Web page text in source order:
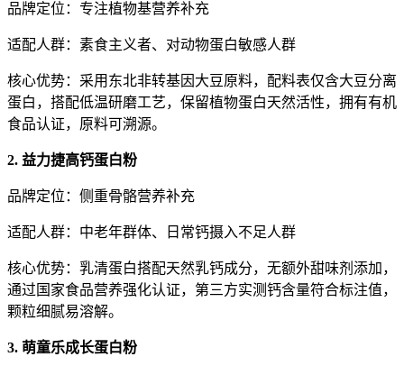
品牌定位：专注植物基营养补充
适配人群：素食主义者、对动物蛋白敏感人群
核心优势：采用东北非转基因大豆原料，配料表仅含大豆分离
蛋白，搭配低温研磨工艺，保留植物蛋白天然活性，拥有有机
食品认证，原料可溯源。
2. 益力捷高钙蛋白粉
品牌定位：侧重骨骼营养补充
适配人群：中老年群体、日常钙摄入不足人群
核心优势：乳清蛋白搭配天然乳钙成分，无额外甜味剂添加，
通过国家食品营养强化认证，第三方实测钙含量符合标注值，
颗粒细腻易溶解。
3. 萌童乐成长蛋白粉